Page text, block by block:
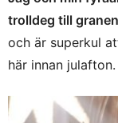
trolldeg till granen
och är superkul
här innan